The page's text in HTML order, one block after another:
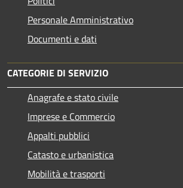
Personale Amministrativo
Documenti e dati
CATEGORIE DI SERVIZIO
Anagrafe e stato civile
Imprese e Commercio
Appalti pubblici
Catasto e urbanistica
Mobilità e trasporti